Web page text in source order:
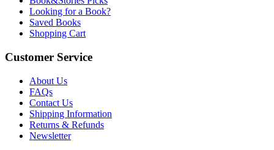
Looking for a Book?
Saved Books
Shopping Cart
Customer Service
About Us
FAQs
Contact Us
Shipping Information
Returns & Refunds
Newsletter